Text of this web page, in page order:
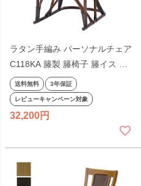
ラタン手編み パーソナルチェア
C118KA 籐製 籐椅子 籐イス 背
もたれ 椅子 いす イス アーム
一人掛け 1人掛け 旅館 ホテル
リビング 縁側 アジアン 和風
送料無料 3年保証
レビューキャンペーン対象
32,200